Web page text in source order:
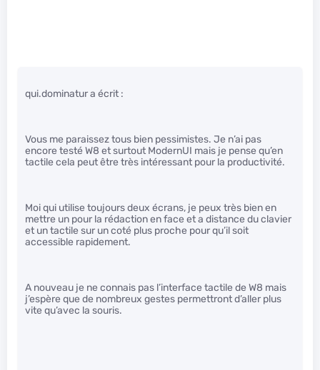
qui.dominatur a écrit :
Vous me paraissez tous bien pessimistes. Je n’ai pas
encore testé W8 et surtout ModernUI mais je pense qu’en
tactile cela peut être très intéressant pour la productivité.
Moi qui utilise toujours deux écrans, je peux très bien en
mettre un pour la rédaction en face et a distance du clavier
et un tactile sur un coté plus proche pour qu’il soit
accessible rapidement.
A nouveau je ne connais pas l’interface tactile de W8 mais
j’espère que de nombreux gestes permettront d’aller plus
vite qu’avec la souris.